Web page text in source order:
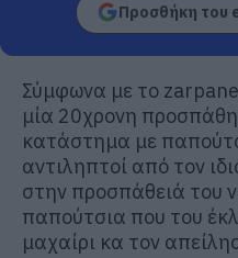
Προσθήκη του
Σύμφωνα με το
μία 20χρονη
κατάστημα με
αντιληπτοί από τον
στην προσπάθειά του
παπούτσια που του
μαχαίρι κα τον